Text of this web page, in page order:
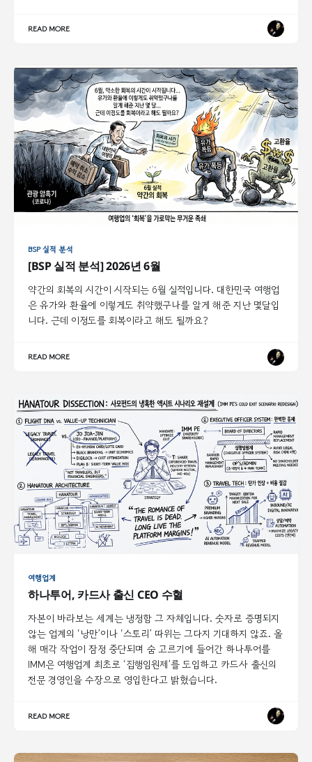
READ MORE
BSP 실적 분석
[BSP 실적 분석] 2026년 6월
약간의 회복의 시간이 시작되는 6월 실적입니다. 대한민국 여행업
은 유가와 환율에 이렇게도 취약했구나를 알게 해준 지난 몇달입
니다. 근데 이정도를 회복이라고 해도 될까요?
READ MORE
여행업계
하나투어, 카드사 출신 CEO 수혈
자본이 바라보는 세계는 냉정함 그 자체입니다. 숫자로 증명되지
않는 업계의 ‘낭만’이나 ‘스토리’ 따위는 그다지 기대하지 않죠. 올
해 매각 작업이 잠정 중단되며 숨 고르기에 들어간 하나투어를
IMM은 여행업계 최초로 ‘집행임원제’를 도입하고 카드사 출신의
전문 경영인을 수장으로 영입한다고 밝혔습니다.
READ MORE